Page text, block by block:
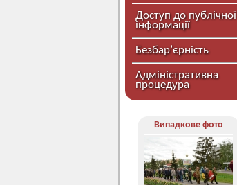
Доступ до публічної
інформації
Безбар’єрність
Адміністративна
процедура
Випадкове фото